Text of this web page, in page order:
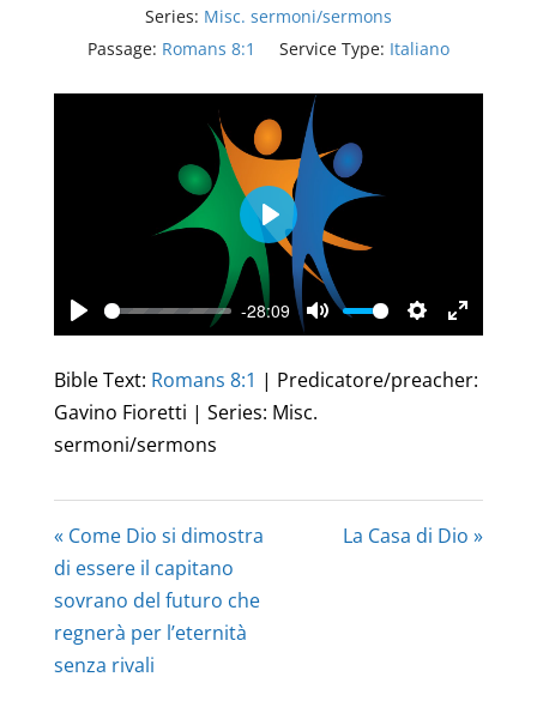
Series: Misc. sermoni/sermons
Passage: Romans 8:1 Service Type: Italiano
Play
-28:09
Mute Settings
Enter
Play
Bible Text: Romans 8:1 | Predicatore/preacher:
Gavino Fioretti | Series: Misc.
sermoni/sermons
« Come Dio si dimostra
di essere il capitano
sovrano del futuro che
regnerà per l’eternità
senza rivali
La Casa di Dio »